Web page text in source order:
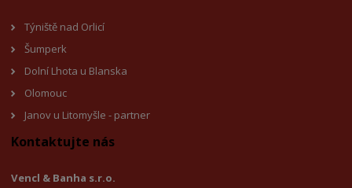
Týniště nad Orlicí
Šumperk
Dolní Lhota u Blanska
Olomouc
Janov u Litomyšle - partner
Kontaktujte nás
Vencl & Banha s.r.o.